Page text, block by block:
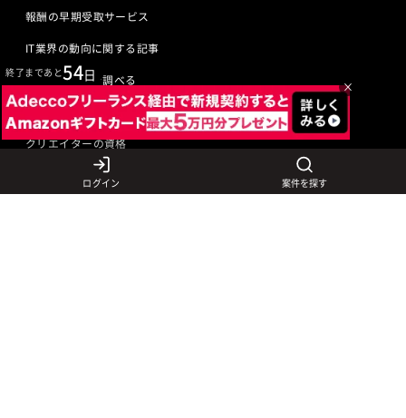
報酬の早期受取サービス
IT業界の動向に関する記事
IT業界の用語を調べる
ITエンジニアの資格
クリエイターの資格
言語から探す
ログイン 案件を探す
×
終了まであと54日